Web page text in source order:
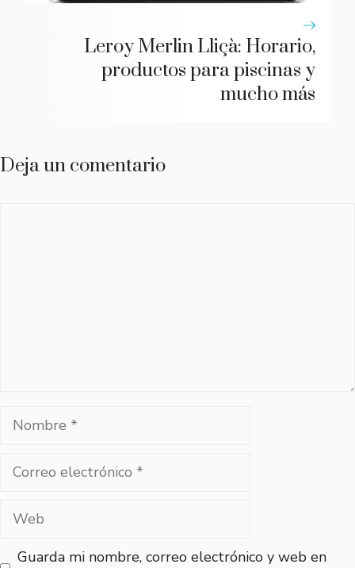
Leroy Merlin Lliçà: Horario,
productos para piscinas y
mucho más
Deja un comentario
Nombre
Correo
Web
Guarda mi nombre, correo electrónico y web en